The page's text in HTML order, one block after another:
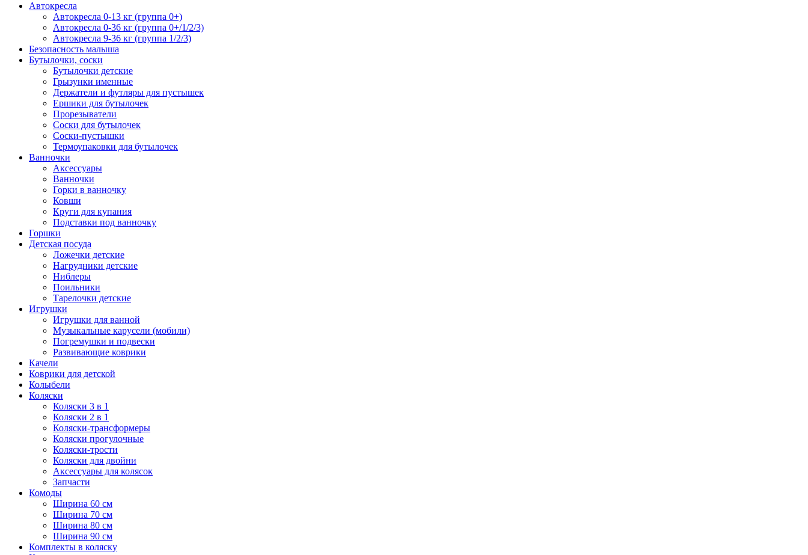
Автокресла
Автокресла 0-13 кг (группа 0+)
Автокресла 0-36 кг (группа 0+/1/2/3)
Автокресла 9-36 кг (группа 1/2/3)
Безопасность малыша
Бутылочки, соски
Бутылочки детские
Грызунки именные
Держатели и футляры для пустышек
Ершики для бутылочек
Прорезыватели
Соски для бутылочек
Соски-пустышки
Термоупаковки для бутылочек
Ванночки
Аксессуары
Ванночки
Горки в ванночку
Ковши
Круги для купания
Подставки под ванночку
Горшки
Детская посуда
Ложечки детские
Нагрудники детские
Ниблеры
Поильники
Тарелочки детские
Игрушки
Игрушки для ванной
Музыкальные карусели (мобили)
Погремушки и подвески
Развивающие коврики
Качели
Коврики для детской
Колыбели
Коляски
Коляски 3 в 1
Коляски 2 в 1
Коляски-трансформеры
Коляски прогулочные
Коляски-трости
Коляски для двойни
Аксессуары для колясок
Запчасти
Комоды
Ширина 60 см
Ширина 70 см
Ширина 80 см
Ширина 90 см
Комплекты в коляску